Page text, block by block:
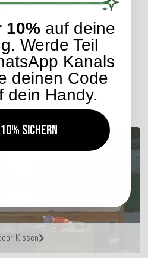
4 Werktage
UNSER SORTIMENT
Kissen
10% auf deine
Werde Teil
Kanals
deinen Code
dein Handy.
sichern